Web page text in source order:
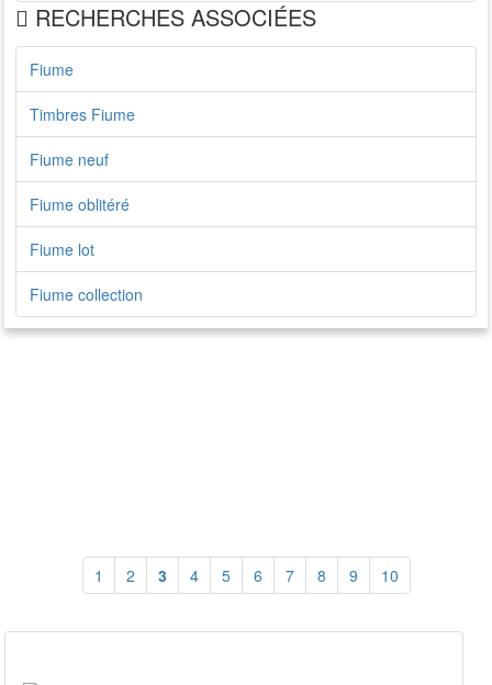
RECHERCHES ASSOCIÉES
Fiume
Timbres Fiume
Fiume neuf
Fiume oblitéré
Fiume lot
Fiume collection
1 2 3 4 5 6 7 8 9 10